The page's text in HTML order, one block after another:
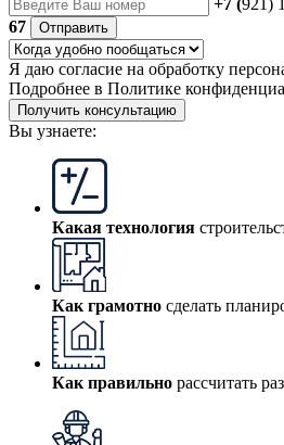
67
Отправить
Я даю согласие на обработку
Подробнее в Политике
Получить консультацию
Вы узнаете:
Какая технология
Как грамотно сделать
Как правильно рассчитать